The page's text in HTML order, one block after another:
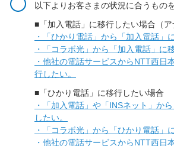
以下よりお客さまの状況に合うもの
■「加入電話」に移行したい場合（ア
・「ひかり電話」から「加入電話」
・「コラボ光」から「加入電話」に
・他社の電話サービスからNTT西日
行したい。
■「ひかり電話」に移行したい場合
・「加入電話」や「INSネット」か
したい。
・「コラボ光」から「ひかり電話」
・他社の電話サービスからNTT西日